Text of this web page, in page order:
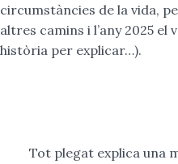
circumstàncies de la vida,
altres camins i l’any 2025
història per explicar…).
Tot plegat explica una